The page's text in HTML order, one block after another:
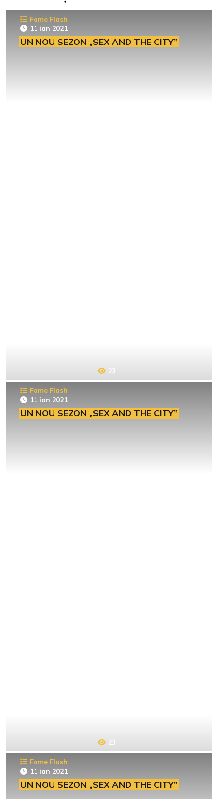
Fame Flash
11 ian 2021
UN NOU SEZON „SEX AND THE CITY”
23
Fame Flash
11 ian 2021
UN NOU SEZON „SEX AND THE CITY”
23
Fame Flash
11 ian 2021
UN NOU SEZON „SEX AND THE CITY”